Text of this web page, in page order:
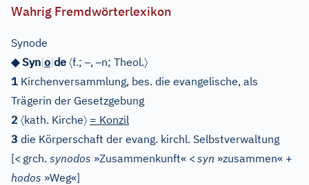
Wahrig Fremdwörterlexikon
Synode
◆ Syn|o|de 〈f.;–,–n; Theol.〉
1 Kirchenversammlung, bes. die evangelische, als
Trägerin der Gesetzgebung
2 〈kath. Kirche〉 = Konzil
3 die Körperschaft der evang. kirchl. Selbstverwaltung
[< grch. synodos »Zusammenkunft« <syn »zusammen« +
hodos »Weg«]